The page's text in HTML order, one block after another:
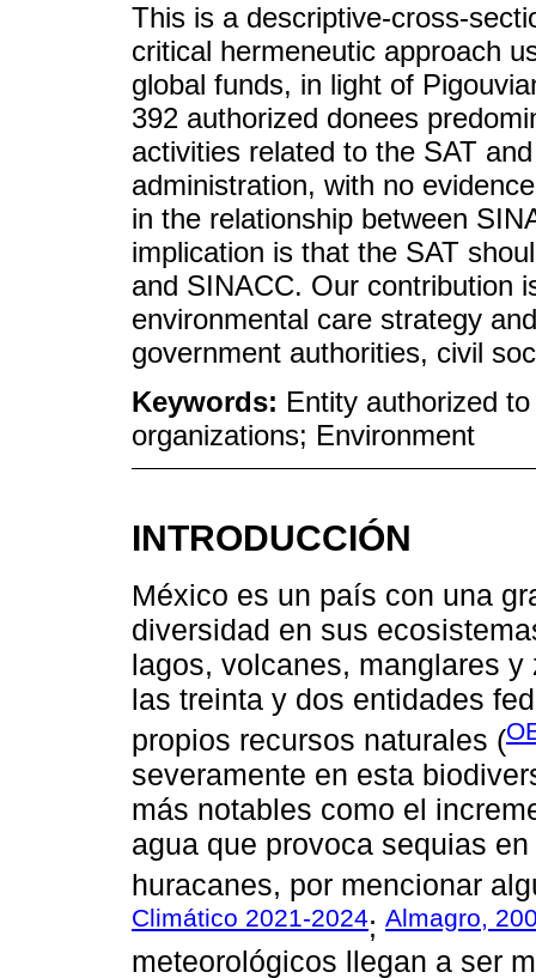
This is a descriptive-cross-
critical hermeneutic approach
global funds, in light of
392 authorized donees
activities related to the SAT
administration, with no
in the relationship between
implication is that the SAT
and SINACC. Our contribution
environmental care strategy
government authorities, civil
Keywords: Entity authorized
organizations; Environment
INTRODUCCIÓN
México es un país con una
diversidad en sus
lagos, volcanes, manglares
las treinta y dos entidades
propios recursos naturales (
severamente en esta
más notables como el
agua que provoca sequias
huracanes, por mencionar
Climático 2021-2024; Almagro,
meteorológicos llegan a ser